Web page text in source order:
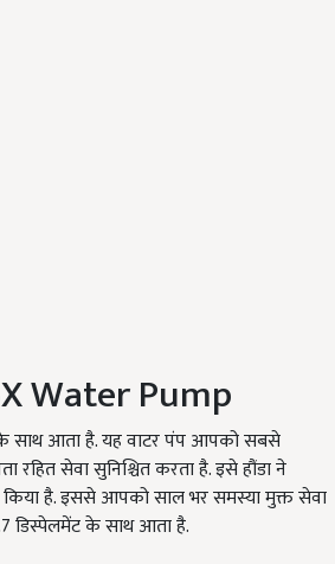
Water Pump
साथ आता है. यह वाटर पंप आपको सबसे
रहित सेवा सुनिश्चित करता है. इसे हौंडा ने
है. इससे आपको साल भर समस्या मुक्त सेवा
डिस्पेलमेंट के साथ आता है.